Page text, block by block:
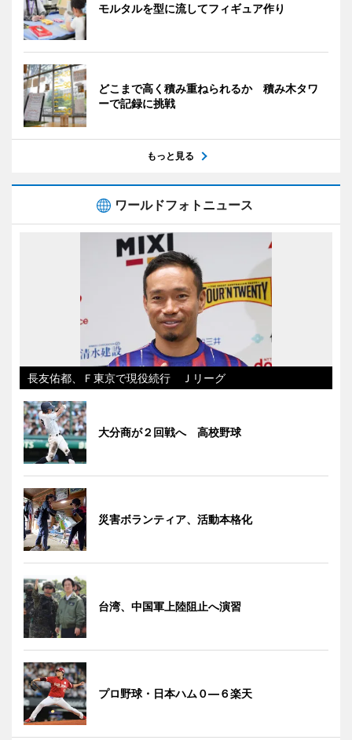
モルタルを型に流してフィギュア作り
どこまで高く積み重ねられるか 積み木タワ
ーで記録に挑戦
もっと見る
ワールドフォトニュース
長友佑都、Ｆ東京で現役続行 Ｊリーグ
大分商が２回戦へ 高校野球
災害ボランティア、活動本格化
台湾、中国軍上陸阻止へ演習
プロ野球・日本ハム０―６楽天